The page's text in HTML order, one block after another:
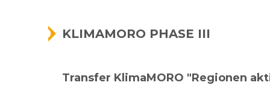
KLIMAMORO PHASE III
Transfer KlimaMORO "Regionen